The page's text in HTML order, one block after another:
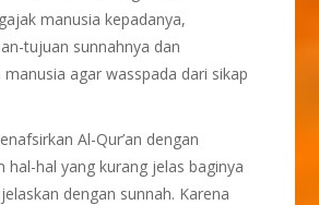
manusia kepadanya,
tujuan sunnahnya dan
agar wasspada dari sikap
Al-Qur’an dengan
hal-hal yang kurang jelas baginya
dengan sunnah. Karena